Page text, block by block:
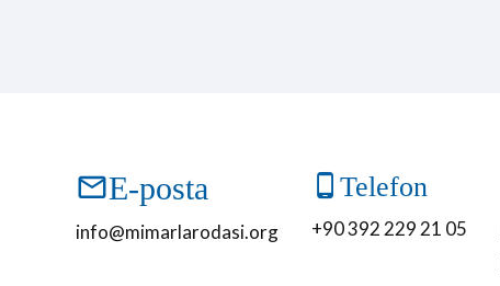
E-posta
info@mimarlarodasi.org
Telefon
+90 392 229 21 05